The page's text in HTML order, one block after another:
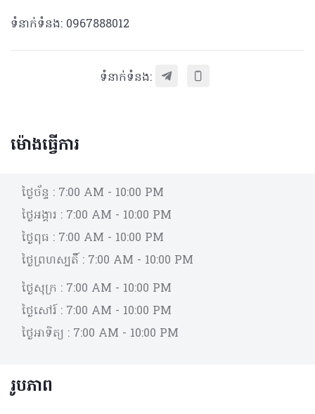
ទំនាក់ទំនង: 0967888012
ទំនាក់ទំនង:
ម៉ោងធ្វើការ
ថ្ងៃច័ន្ទ : 7:00 AM - 10:00 PM
ថ្ងៃអង្គារ : 7:00 AM - 10:00 PM
ថ្ងៃពុធ : 7:00 AM - 10:00 PM
ថ្ងៃព្រហស្បតិ៍ : 7:00 AM - 10:00 PM
ថ្ងៃសុក្រ : 7:00 AM - 10:00 PM
ថ្ងៃសៅរ៍ : 7:00 AM - 10:00 PM
ថ្ងៃអាទិត្យ : 7:00 AM - 10:00 PM
រូបភាព